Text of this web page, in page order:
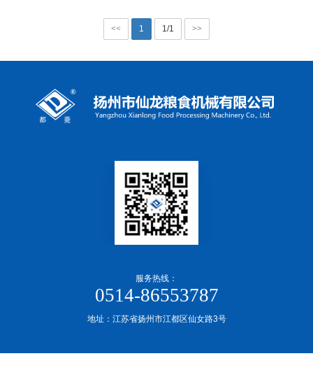
<< 1 1/1 >>
服务热线：
0514-86553787
地址：江苏省扬州市江都区仙女路3号